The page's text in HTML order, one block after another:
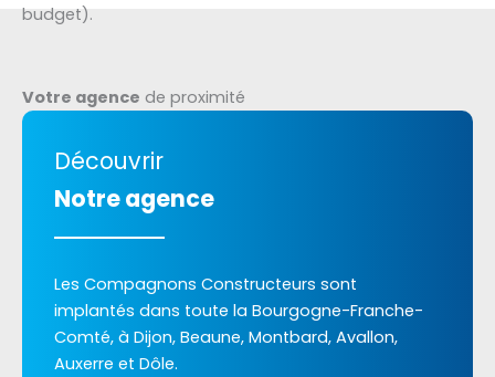
budget).
Votre agence de proximité
Découvrir
Notre agence
Les Compagnons Constructeurs sont
implantés dans toute la Bourgogne-Franche-
Comté, à Dijon, Beaune, Montbard, Avallon,
Auxerre et Dôle.